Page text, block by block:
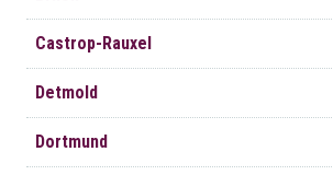
Castrop-Rauxel
Detmold
Dortmund